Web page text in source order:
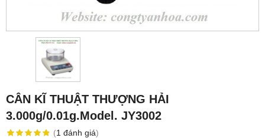
CÂN KĨ THUẬT THƯỢNG HẢI
3.000g/0.01g.Model. JY3002
(1 đánh giá)